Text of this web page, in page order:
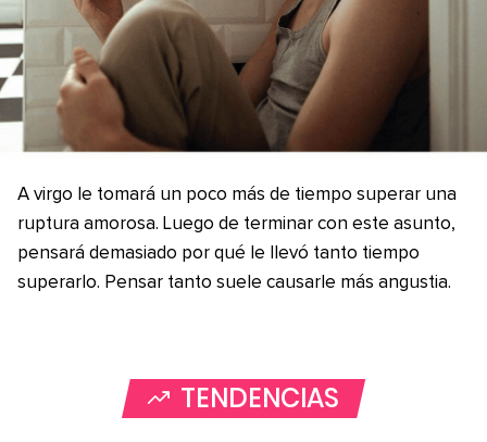
A virgo le tomará un poco más de tiempo superar una
ruptura amorosa. Luego de terminar con este asunto,
pensará demasiado por qué le llevó tanto tiempo
superarlo. Pensar tanto suele causarle más angustia.
TENDENCIAS